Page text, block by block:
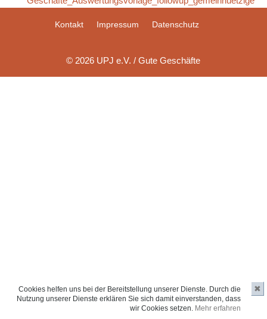
Kontakt Impressum Datenschutz
© 2026 UPJ e.V. / Gute Geschäfte
Cookies helfen uns bei der Bereitstellung unserer Dienste. Durch die
Nutzung unserer Dienste erklären Sie sich damit einverstanden, dass
wir Cookies setzen. Mehr erfahren
✖